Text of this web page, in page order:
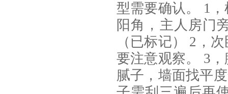
型需要确认。 1
阳角，主人房门
（已标记） 2，
要注意观察。 3
腻子，墙面找平